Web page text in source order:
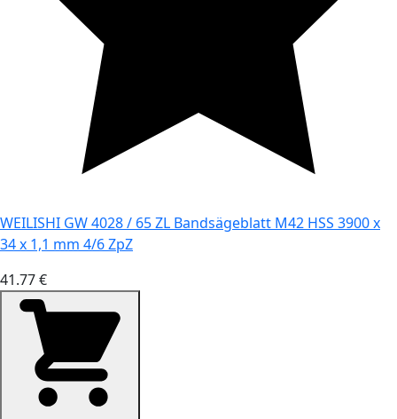
WEILISHI GW 4028 / 65 ZL Bandsägeblatt M42 HSS 3900 x
34 x 1,1 mm 4/6 ZpZ
41.77 €